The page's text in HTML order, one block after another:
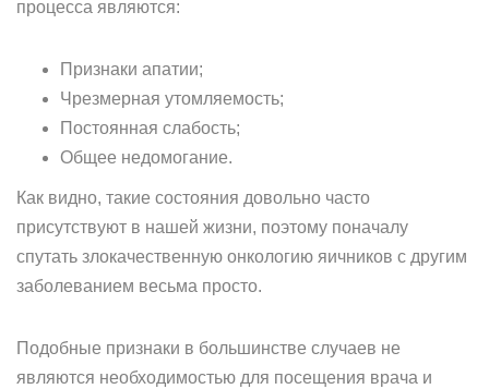
процесса являются:
Признаки апатии;
Чрезмерная утомляемость;
Постоянная слабость;
Общее недомогание.
Как видно, такие состояния довольно часто
присутствуют в нашей жизни, поэтому поначалу
спутать злокачественную онкологию яичников с другим
заболеванием весьма просто.
Подобные признаки в большинстве случаев не
являются необходимостью для посещения врача и